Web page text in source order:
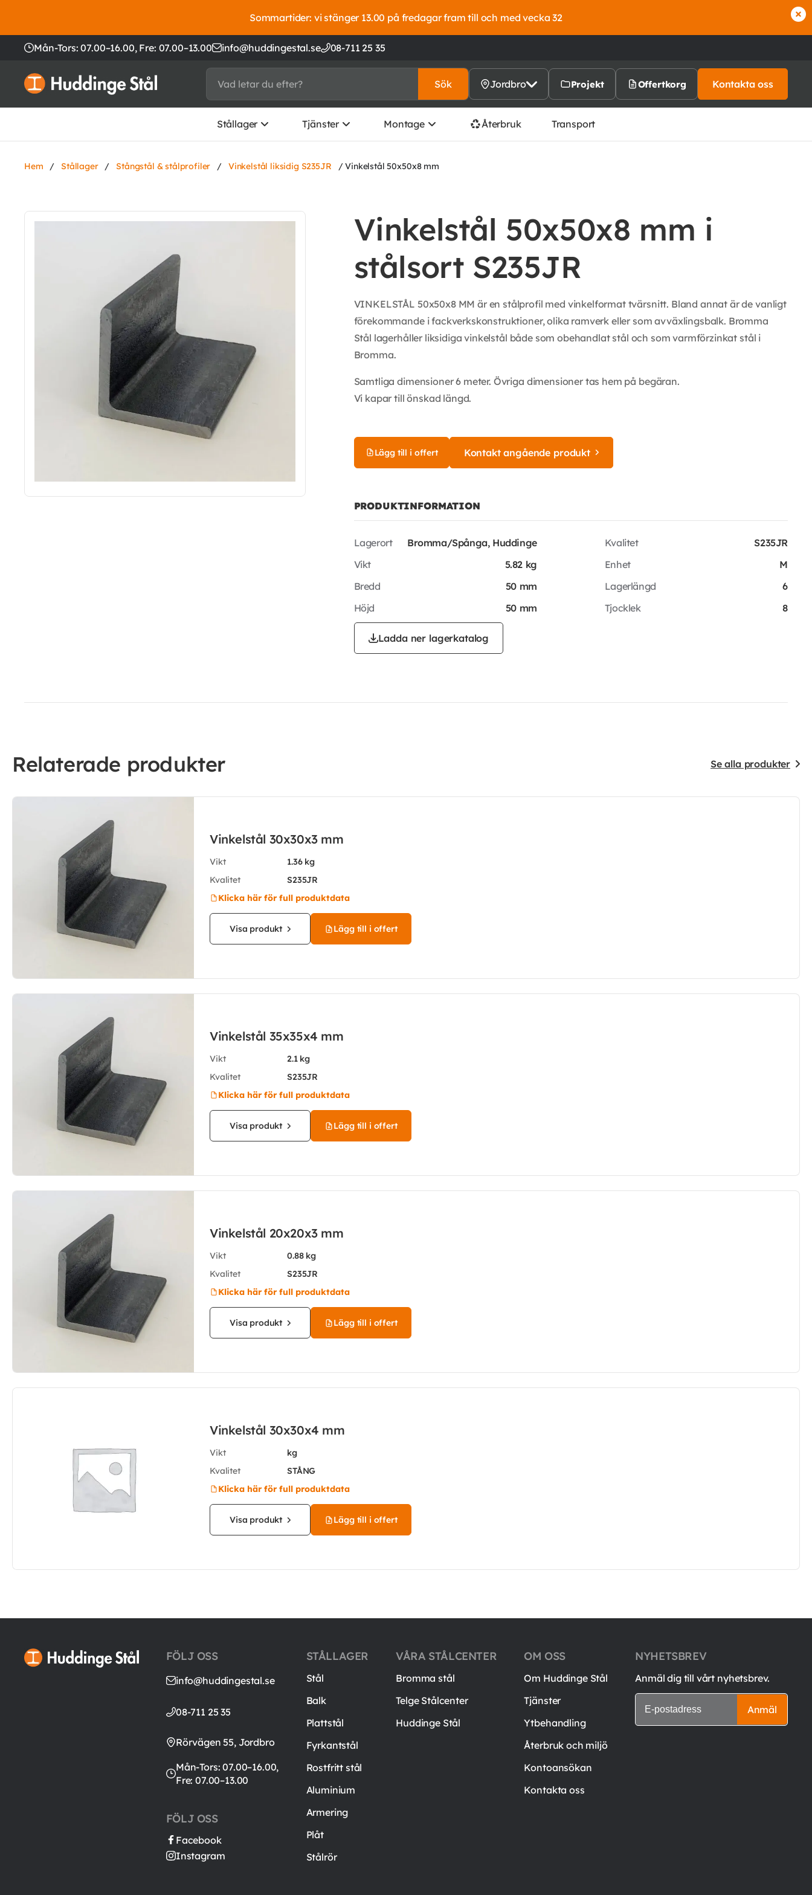
Sommartider: vi stänger 13.00 på fredagar fram till och med vecka 32
Mån-Tors: 07.00–16.00, Fre: 07.00–13.00 info@huddingestal.se 08-711 25 35
Sök Jordbro Projekt Offertkorg Kontakta oss
Stållager Tjänster Montage Återbruk Transport
Hem / Stållager / Stångstål & stålprofiler / Vinkelstål liksidig S235JR / Vinkelstål 50x50x8 mm
Vinkelstål 50x50x8 mm i
stålsort S235JR
VINKELSTÅL 50x50x8 MM är en stålprofil med vinkelformat tvärsnitt. Bland annat är de vanligt
förekommande i fackverkskonstruktioner, olika ramverk eller som avväxlingsbalk. Bromma
Stål lagerhåller liksidiga vinkelstål både som obehandlat stål och som varmförzinkat stål i
Bromma.
Samtliga dimensioner 6 meter. Övriga dimensioner tas hem på begäran.
Vi kapar till önskad längd.
Lägg till i offert Kontakt angående produkt
PRODUKTINFORMATION
Lagerort
Bromma/Spånga, Huddinge
Vikt
5.82 kg
Bredd
50 mm
Höjd
50 mm
Kvalitet
S235JR
Enhet
M
Lagerlängd
6
Tjocklek
8
Ladda ner lagerkatalog
Relaterade produkter Se alla produkter
Vinkelstål 30x30x3 mm
Vikt
1.36 kg
Kvalitet
S235JR
Klicka här för full produktdata
Visa produkt Lägg till i offert
Vinkelstål 35x35x4 mm
Vikt
2.1 kg
Kvalitet
S235JR
Klicka här för full produktdata
Visa produkt Lägg till i offert
Vinkelstål 20x20x3 mm
Vikt
0.88 kg
Kvalitet
S235JR
Klicka här för full produktdata
Visa produkt Lägg till i offert
Vinkelstål 30x30x4 mm
Vikt
kg
Kvalitet
STÅNG
Klicka här för full produktdata
Visa produkt Lägg till i offert
FÖLJ OSS
info@huddingestal.se
08-711 25 35
Rörvägen 55, Jordbro
Mån-Tors: 07.00–16.00,
Fre: 07.00–13.00
FÖLJ OSS
Facebook
Instagram
STÅLLAGER
Stål
Balk
Plattstål
Fyrkantstål
Rostfritt stål
Aluminium
Armering
Plåt
Stålrör
VÅRA STÅLCENTER
Bromma stål
Telge Stålcenter
Huddinge Stål
OM OSS
Om Huddinge Stål
Tjänster
Ytbehandling
Återbruk och miljö
Kontoansökan
Kontakta oss
NYHETSBREV
Anmäl dig till vårt nyhetsbrev.
Anmäl